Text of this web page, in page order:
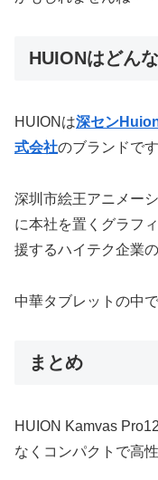
HUIONはどん
HUIONは深セン
式会社のブランドです
深圳市絵王アニメー
に本社を置くグラフ
援するハイテク企業の
中華タブレットの中
まとめ
HUION Kamvas
なくコンパクトで高